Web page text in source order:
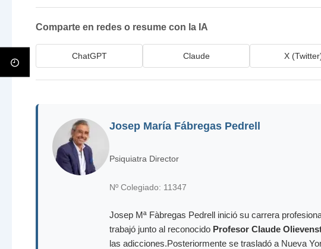
Comparte en redes o resume con la IA
ChatGPT Claude X
Josep María Fábregas Pedrell
Psiquiatra Director
Nº Colegiado: 11347
Josep Mª Fàbregas Pedrell inició su carrera
trabajó junto al reconocido Profesor Claude
las adicciones.Posteriormente se trasladó a Nueva